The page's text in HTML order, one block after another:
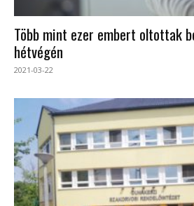
Több mint ezer embert oltottak
hétvégén
2021-03-22